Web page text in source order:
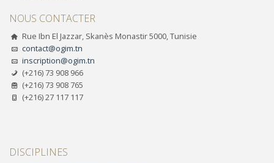
NOUS CONTACTER
Rue Ibn El Jazzar, Skanès Monastir 5000, Tunisie
contact@ogim.tn
inscription@ogim.tn
(+216) 73 908 966
(+216) 73 908 765
(+216) 27 117 117
DISCIPLINES